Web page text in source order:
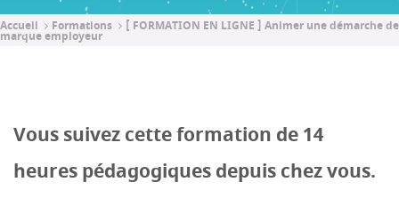
Accueil Formations [ FORMATION EN LIGNE ] Animer une démarche de
marque employeur
Vous suivez cette formation de 14
heures pédagogiques depuis chez vous.